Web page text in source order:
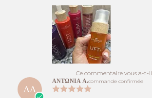
Ce commentaire vous a-t-
ΑΑ
ΑΝΤΩΝΙΑ Α.commande confirmée